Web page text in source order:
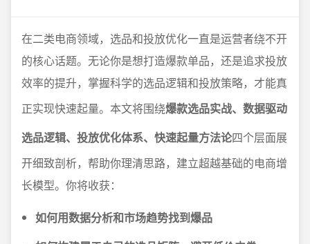
在二类电商领域，选品和投放优化一直是运营者绕不开
的核心话题。无论你是想打造爆款单品，还是追求投放
效率的提升，掌握科学的选品逻辑和投放策略，才能真
正实现快速起量。本文将围绕爆款选品实战、数据驱动
选品逻辑、投放优化体系、快速起量方法论四个层面展
开细致剖析，帮助你理清思路，建立超越基础的电商增
长模型。你将收获：
如何用数据分析和市场趋势找到爆品